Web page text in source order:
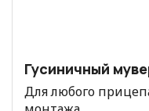
Гусиничный
Для любого